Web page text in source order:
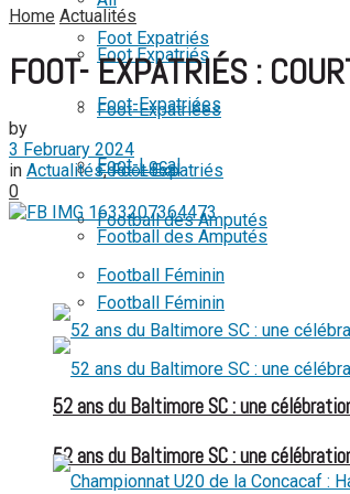
Foot Expatriés
Foot-Expatriées
Foot-Local
Football des Amputés
Football Féminin
52 ans du Baltimore SC : une
Foot Expatriés
Foot-Expatriées
Foot-Local
Football des Amputés
Football Féminin
52 ans du Baltimore SC : une
View All Result
Home Actualités
FOOT- EXPATRIÉS :
by
3 February 2024
in Actualités,Foot Expatriés
0